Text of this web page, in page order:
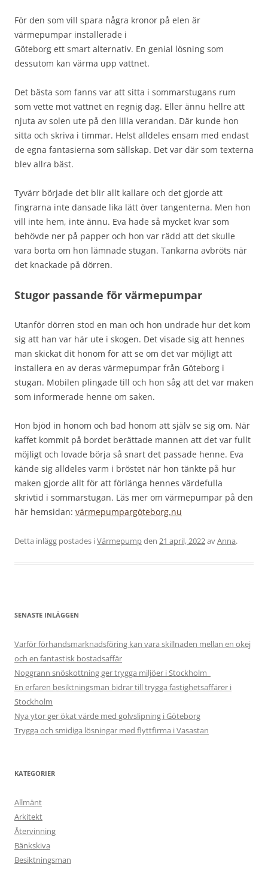
För den som vill spara några kronor på elen är
värmepumpar installerade i
Göteborg ett smart alternativ. En genial lösning som
dessutom kan värma upp vattnet.
Det bästa som fanns var att sitta i sommarstugans rum
som vette mot vattnet en regnig dag. Eller ännu hellre att
njuta av solen ute på den lilla verandan. Där kunde hon
sitta och skriva i timmar. Helst alldeles ensam med endast
de egna fantasierna som sällskap. Det var där som texterna
blev allra bäst.
Tyvärr började det blir allt kallare och det gjorde att
fingrarna inte dansade lika lätt över tangenterna. Men hon
vill inte hem, inte ännu. Eva hade så mycket kvar som
behövde ner på papper och hon var rädd att det skulle
vara borta om hon lämnade stugan. Tankarna avbröts när
det knackade på dörren.
Stugor passande för värmepumpar
Utanför dörren stod en man och hon undrade hur det kom
sig att han var här ute i skogen. Det visade sig att hennes
man skickat dit honom för att se om det var möjligt att
installera en av deras värmepumpar från Göteborg i
stugan. Mobilen plingade till och hon såg att det var maken
som informerade henne om saken.
Hon bjöd in honom och bad honom att själv se sig om. När
kaffet kommit på bordet berättade mannen att det var fullt
möjligt och lovade börja så snart det passade henne. Eva
kände sig alldeles varm i bröstet när hon tänkte på hur
maken gjorde allt för att förlänga hennes värdefulla
skrivtid i sommarstugan. Läs mer om värmepumpar på den
här hemsidan: värmepumpargöteborg.nu
Detta inlägg postades iVärmepumpden 21 april, 2022avAnna.
SENASTE INLÄGGEN
Varför förhandsmarknadsföring kan vara skillnaden mellan en okej
och en fantastisk bostadsaffär
Noggrann snöskottning ger trygga miljöer i Stockholm
En erfaren besiktningsman bidrar till trygga fastighetsaffärer i
Stockholm
Nya ytor ger ökat värde med golvslipning i Göteborg
Trygga och smidiga lösningar med flyttfirma i Vasastan
KATEGORIER
Allmänt
Arkitekt
Återvinning
Bänkskiva
Besiktningsman